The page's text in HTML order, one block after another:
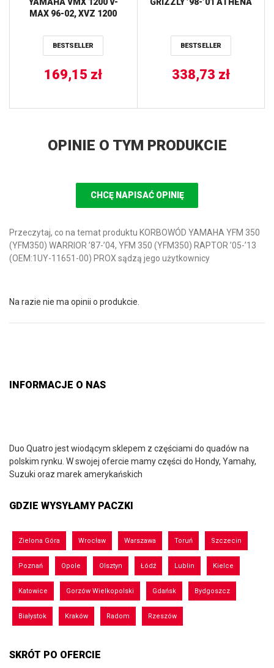
MAX 96-02, XVZ 1200
XVZ 1300 ROYAL STAR
96-00, XV 1600 WILD
ROAD STAR WARRIOR 03-
05 TRW LUCAS
BESTSELLER
169,15 zł
BESTSELLER
338,73 zł
OPINIE O TYM PRODUKCIE
CHCĘ NAPISAĆ OPINIĘ
Przeczytaj, co na temat produktu KORBOWÓD YAMAHA YFM 350
(YFM350) WARRIOR ’87-’04, YFM 350 (YFM350) RAPTOR ’05-’13
(OEM:1UY-11651-00) PROX sądzą jego użytkownicy
Na razie nie ma opinii o produkcie.
INFORMACJE O NAS
Duo Quatro jest wiodącym sklepem z częściami do quadów na
polskim rynku. W swojej ofercie mamy części do Hondy, Yamahy,
Suzuki oraz marek amerykańskich
GDZIE WYSYŁAMY PACZKI
Zielona Góra Wrocław Warszawa Toruń Szczecin
Poznań Opole Olsztyn Łódź Lublin Kielce
Katowice Gorzów Wielkopolski Gdańsk Bydgoszcz
Białystok Kraków Radom Rzeszów
SKRÓT PO OFERCIE